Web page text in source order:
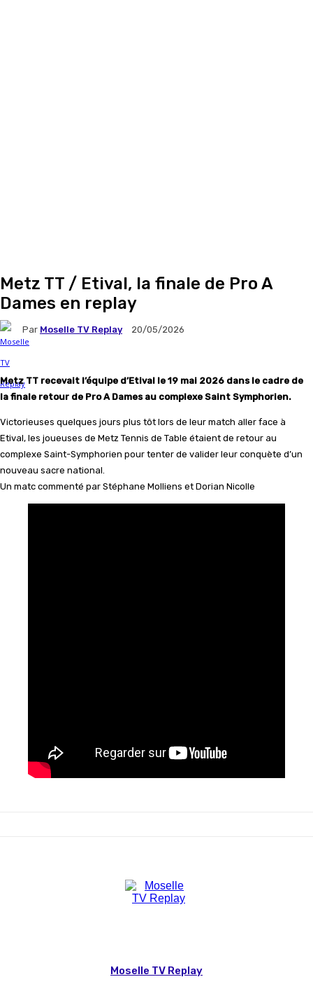
Metz TT / Etival, la finale de Pro A
Dames en replay
Par Moselle TV Replay 20/05/2026
Metz TT recevait l’équipe d’Etival le 19 mai 2026 dans le cadre de
la finale retour de Pro A Dames au complexe Saint Symphorien.
Victorieuses quelques jours plus tôt lors de leur match aller face à
Etival, les joueuses de Metz Tennis de Table étaient de retour au
complexe Saint-Symphorien pour tenter de valider leur conquète d’un
nouveau sacre national.
Un matc commenté par Stéphane Molliens et Dorian Nicolle
Moselle TV Replay